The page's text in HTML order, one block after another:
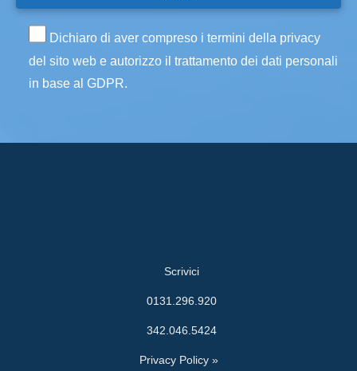
Dichiaro di aver compreso i termini della privacy
del sito web e autorizzo il trattamento dei dati personali
in base al GDPR.
Scrivici
0131.296.920
342.046.5424
Privacy Policy »